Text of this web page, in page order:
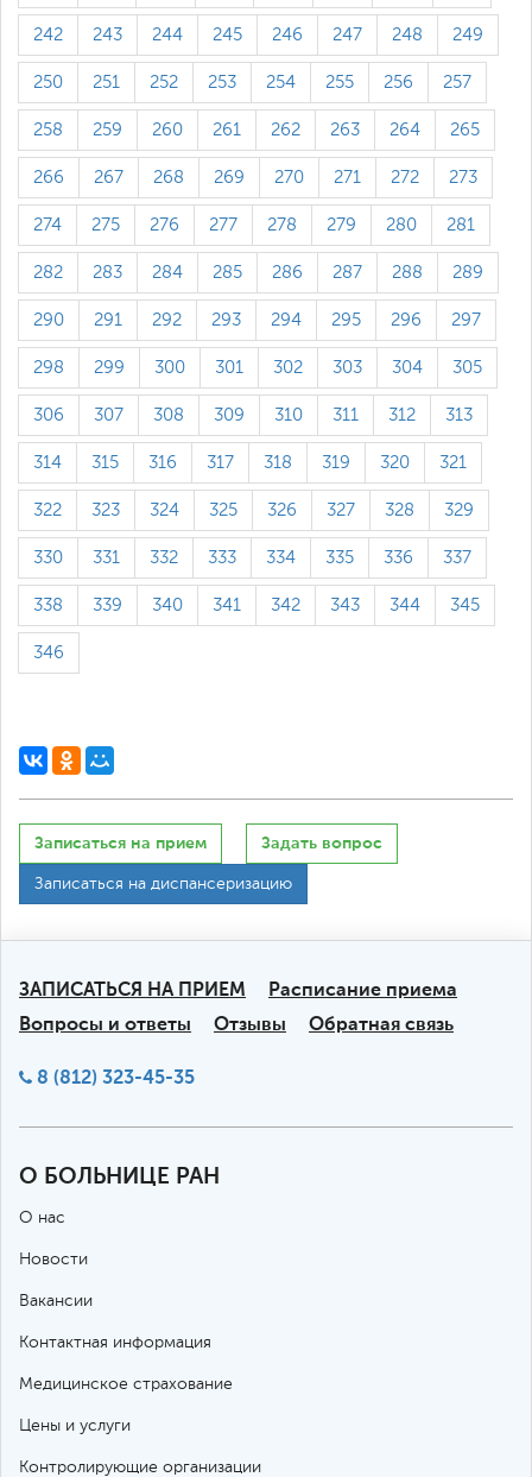
242 243 244 245 246 247 248 249
250 251 252 253 254 255 256 257
258 259 260 261 262 263 264 265
266 267 268 269 270 271 272 273
274 275 276 277 278 279 280 281
282 283 284 285 286 287 288 289
290 291 292 293 294 295 296 297
298 299 300 301 302 303 304 305
306 307 308 309 310 311 312 313
314 315 316 317 318 319 320 321
322 323 324 325 326 327 328 329
330 331 332 333 334 335 336 337
338 339 340 341 342 343 344 345
346
Записаться на прием Задать вопрос
Записаться на диспансеризацию
ЗАПИСАТЬСЯ НА ПРИЕМ
Расписание приема
Вопросы и ответы
Отзывы Обратная связь
8 (812) 323-45-35
О БОЛЬНИЦЕ РАН
О нас
Новости
Вакансии
Контактная информация
Медицинское страхование
Цены и услуги
Контролирующие организации